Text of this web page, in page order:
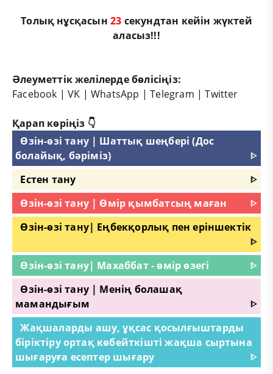
Толық нұсқасын23 секундтан кейін жүктей
аласыз!!!
Әлеуметтік желілерде бөлісіңіз:
Facebook |VK |WhatsApp |Telegram |Twitter
Қарап көріңіз 👇
Өзін-өзі тану | Шаттық шеңбері (Дос
болайық, бәріміз)
ᐈ
Естен тану
ᐈ
Өзін-өзі тану | Өмір қымбатсың маған
ᐈ
Өзін-өзі тану| Еңбекқорлық пен еріншектік
ᐈ
Өзін-өзі тану| Махаббат - өмір өзегі
ᐈ
Өзін-өзі тану | Менің болашақ
мамандығым
ᐈ
Жақшаларды ашу, ұқсас қосылғыштарды
біріктіру ортақ көбейткішті жақша сыртына
шығаруға есептер шығару
ᐈ